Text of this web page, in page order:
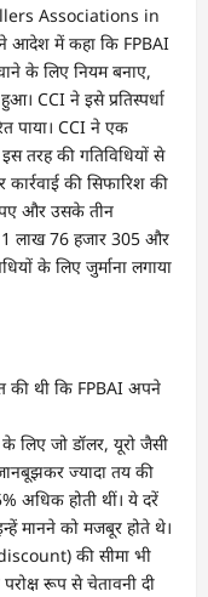
Associations in
आदेश में कहा कि FPBAI
के लिए नियम बनाए,
CCI ने इसे प्रतिस्पर्धा
पाया। CCI ने एक
तरह की गतिविधियों से
की सिफारिश की
और उसके तीन
1 लाख 76 हजार 305 और
के लिए जुर्माना लगाया
की थी कि FPBAI अपने
लिए जो डॉलर, यूरो जैसी
ज्यादा तय की
अधिक होती थीं। ये दरें
मानने को मजबूर होते थे।
की सीमा भी
रूप से चेतावनी दी